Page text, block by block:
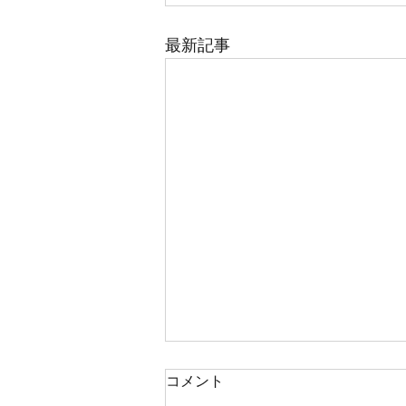
最新記事
コメント